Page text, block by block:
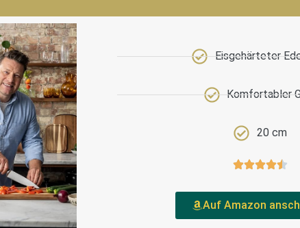
Eisgehärteter
Komfortabler
20 cm
Auf Amazon